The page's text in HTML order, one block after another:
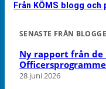
Från KÖMS blogg och
SENASTE FRÅN
Ny rapport från
28 juni 2026